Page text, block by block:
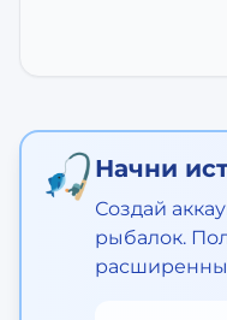
🎣 Начни
Создай
рыбалок.